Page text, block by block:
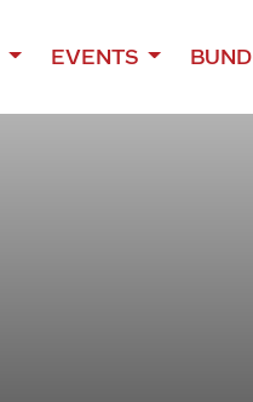
EVENTS